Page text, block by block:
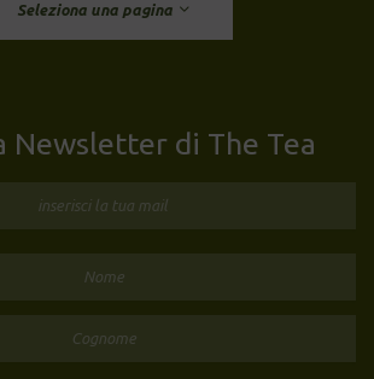
Seleziona una pagina
Newsletter di The Tea